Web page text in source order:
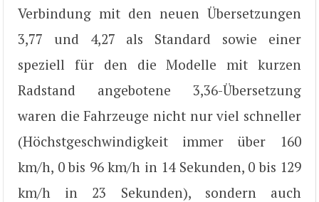
Verbindung mit den neuen Übersetzungen
3,77 und 4,27 als Standard sowie einer
speziell für den die Modelle mit kurzen
Radstand angebotene 3,36-Übersetzung
waren die Fahrzeuge nicht nur viel schneller
(Höchstgeschwindigkeit immer über 160
km/h, 0 bis 96 km/h in 14 Sekunden, 0 bis 129
km/h in 23 Sekunden), sondern auch